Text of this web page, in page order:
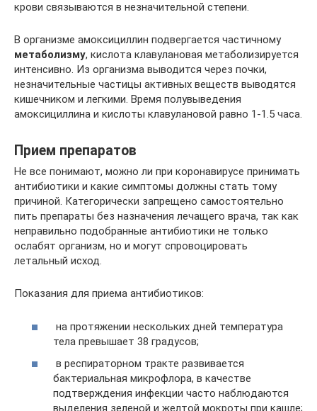
крови связываются в незначительной степени.
В организме амоксициллин подвергается частичному
метаболизму, кислота клавулановая метаболизируется
интенсивно. Из организма выводится через почки,
незначительные частицы активных веществ выводятся
кишечником и легкими. Время полувыведения
амоксициллина и кислоты клавулановой равно 1-1.5 часа.
Прием препаратов
Не все понимают, можно ли при коронавирусе принимать
антибиотики и какие симптомы должны стать тому
причиной. Категорически запрещено самостоятельно
пить препараты без назначения лечащего врача, так как
неправильно подобранные антибиотики не только
ослабят организм, но и могут спровоцировать
летальный исход.
Показания для приема антибиотиков:
на протяжении нескольких дней температура
тела превышает 38 градусов;
в респираторном тракте развивается
бактериальная микрофлора, в качестве
подтверждения инфекции часто наблюдаются
выделения зеленой и желтой мокроты при кашле;